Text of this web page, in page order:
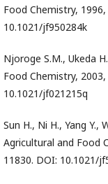
Food Chemistry,
10.1021/jf950284k
Njoroge S.M., Ukeda
Food Chemistry,
10.1021/jf021215q
Sun H., Ni H., Yang Y.,
Agricultural and Food
11830. DOI: 10.1021/